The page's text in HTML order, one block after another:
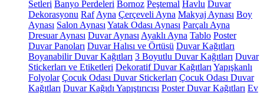
Setleri Banyo Perdeleri Bornoz Peştemal Havlu Duvar
Dekorasyonu Raf Ayna Çerçeveli Ayna Makyaj Aynası Boy
Aynası Salon Aynası Yatak Odası Aynası Parçalı Ayna
Dresuar Aynası Duvar Aynası Ayaklı Ayna Tablo Poster
Duvar Panoları Duvar Halısı ve Örtüsü Duvar Kağıtları
Boyanabilir Duvar Kağıtları 3 Boyutlu Duvar Kağıtları Duvar
Stickerları ve Etiketleri Dekoratif Duvar Kağıtları Yapışkanlı
Folyolar Çocuk Odası Duvar Stickerları Çocuk Odası Duvar
Kağıtları Duvar Kağıdı Yapıştırıcısı Poster Duvar Kağıtları Ev